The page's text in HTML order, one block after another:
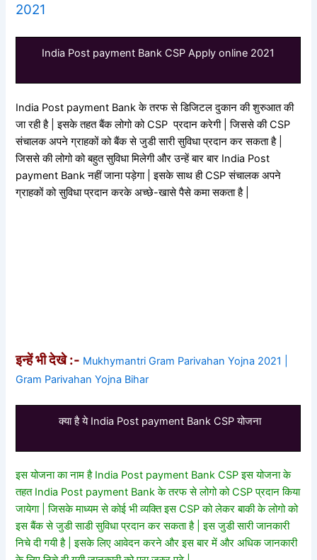
2021
India Post payment Bank CSP Apply online 2021
India Post payment Bank के तरफ से डिजिटल दुकान की शुरुआत की
जा रही है | इसके तहत बैंक लोगो को CSP प्रदान करेगी | जिससे की CSP
संचालक अपने ग्राहकों को बैंक से जुडी सारी सुविधा प्रदान कर सकता है |
जिससे की लोगो को बहुत सुविधा मिलेगी और उन्हें बार बार India Post
payment Bank नहीं जाना पड़ेगा | इसके साथ ही CSP संचालक अपने
ग्राहकों को सुविधा प्रदान करके अच्छे-खासे पैसे कमा सकता है |
इन्हें भी देखे :- Mukhymantri Gram Parivahan Yojna 2021 |
Gram Parivahan Yojna Bihar
क्या है ये India Post payment Bank CSP योजना
इस योजना का नाम है India Post payment Bank CSP इस योजना के
तहत India Post payment Bank के तरफ से लोगो को CSP प्रदान किया
जायेगा | जिसके माध्यम से कोई भी व्यक्ति इस CSP को लेकर बाकी के लोगो को
इस बैंक से जुडी साडी सुविधा प्रदान कर सकता है | इस जुडी सारी जानकारी
निचे दी गयी है | इसके लिए आवेदन करने और इस बार में और अधिक जानकारी